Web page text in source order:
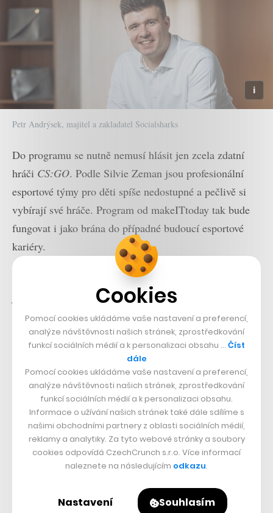
Petr Andrýsek, majitel a zakladatel Socialsharks
Do programu se nutně nemusí hlásit jen zcela zdatní
hráči CS:GO. Podle Silvie Zeman jsou profesionální
esportové týmy pro děti spíše nedostupné a pečlivě si
vybírají své hráče. Program od makeITtoday tak bude
fungovat i jako brána do případné budoucí esportové
kariéry.
Nový esportový program bude probíhat online formou
jednou týdně v lekcích trvajících 75 minut. Začíná už 5.
října a potrvá celé pololetí, do konce ledna 2021. Celý,
nově zformovaný tým bude mít 11 hráčů. Brute a
makeITtoday už navíc pracují na dalších projektech a
do budoucna se chtějí zaměřit i na jiné hry .
Přečtěte si také
Konat dobro a posouvat
lidstvo. Jednadvacetiletý
Jakub Zemek chce být
druhým Čechem ve vesmíru
Cookies
Pomocí cookies ukládáme vaše nastavení a preferencí,
analýze návštěvnosti našich stránek, zprostředkování
funkcí sociálních médií a k personalizaci obsahu … Číst
dále
Pomocí cookies ukládáme vaše nastavení a preferencí,
analýze návštěvnosti našich stránek, zprostředkování
funkcí sociálních médií a k personalizaci obsahu.
Informace o užívání našich stránek také dále sdílíme s
našimi obchodními partnery z oblasti sociálních médií,
reklamy a analytiky. Za tyto webové stránky a soubory
cookies odpovídá CzechCrunch s.r.o. Více informací
naleznete na následujícím odkazu.
Nastavení Souhlasím